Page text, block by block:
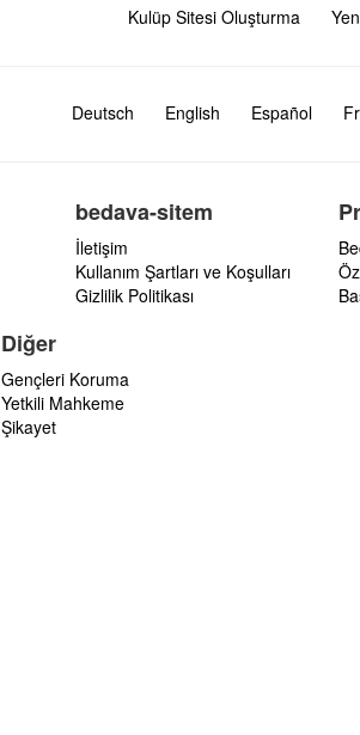
Kulüp Sitesi Oluşturma
Deutsch English Español
bedava-sitem
İletişim
Kullanım Şartları ve Koşulları
Gizlilik Politikası
Diğer
Gençleri Koruma
Yetkili Mahkeme
Şikayet